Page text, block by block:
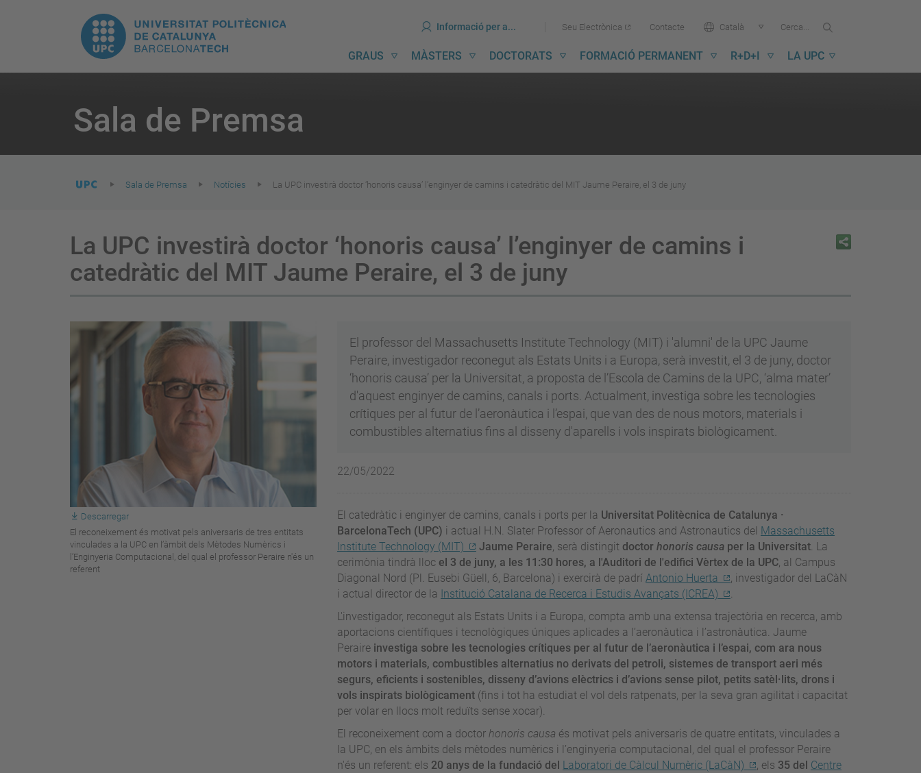
UPC.
Universitat
Politècnica
de
Catalunya
Ves
al
contingut
Ves
al
menú
Informació per a... Seu Electrònica Contacte Idioma:Català Cercar...
UPC
Navegació
GRAUS MÀSTERS DOCTORATS FORMACIÓ PERMANENT R+D+I LA UPC
Sala de Premsa
are
here:
Sala de Premsa Notícies La UPC investirà doctor ‘honoris causa’ l’enginyer de camins i catedràtic del MIT Jaume Peraire, el 3 de juny
La UPC investirà doctor ‘honoris causa’ l’enginyer de camins i
catedràtic del MIT Jaume Peraire, el 3 de juny
Descarregar
El reconeixement és motivat pels aniversaris de tres entitats
vinculades a la UPC en l’àmbit dels Mètodes Numèrics i
l’Enginyeria Computacional, del qual el professor Peraire n'és un
referent
El professor del Massachusetts Institute Technology (MIT) i 'alumni' de la UPC Jaume
Peraire, investigador reconegut als Estats Units i a Europa, serà investit, el 3 de juny, doctor
‘honoris causa’ per la Universitat, a proposta de l’Escola de Camins de la UPC, ‘alma mater’
d'aquest enginyer de camins, canals i ports. Actualment, investiga sobre les tecnologies
crítiques per al futur de l’aeronàutica i l’espai, que van des de nous motors, materials i
combustibles alternatius fins al disseny d'aparells i vols inspirats biològicament.
22/05/2022
El catedràtic i enginyer de camins, canals i ports per la Universitat Politècnica de Catalunya ·
BarcelonaTech (UPC) i actual H.N. Slater Professor of Aeronautics and Astronautics del Massachusetts
Institute Technology (MIT)
Jaume Peraire, serà distingit doctor honoris causaper la Universitat. La
cerimònia tindrà lloc el 3 de juny, a les 11:30 hores, a l'Auditori de l'edifici Vèrtex de la UPC, al Campus
Diagonal Nord (Pl. Eusebi Güell, 6, Barcelona) i exercirà de padrí Antonio Huerta
, investigador del LaCàN
i actual director de la Institució Catalana de Recerca i Estudis Avançats (ICREA)
.
L'investigador, reconegut als Estats Units i a Europa, compta amb una extensa trajectòria en recerca, amb
aportacions científiques i tecnològiques úniques aplicades a l’aeronàutica i l’astronàutica. Jaume
Peraireinvestiga sobre les tecnologies crítiques per al futur de l’aeronàutica i l’espai, com ara nous
motors i materials, combustibles alternatius no derivats del petroli, sistemes de transport aeri més
segurs, eficients i sostenibles, disseny d’avions elèctrics i d’avions sense pilot, petits satèl·lits, drons i
vols inspirats biològicament(fins i tot ha estudiat el vol dels ratpenats, per la seva gran agilitat i capacitat
per volar en llocs molt reduïts sense xocar).
El reconeixement com a doctor honoris causa és motivat pels aniversaris de quatre entitats, vinculades a
la UPC, en els àmbits dels mètodes numèrics i l’enginyeria computacional, del qual el professor Peraire
n'és un referent: els 20 anys de la fundació del Laboratori de Càlcul Numèric (LaCàN) , els 35 del Centre